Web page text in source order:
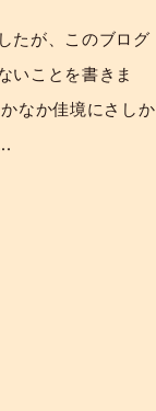
たが、このブログ
いことを書きま
なか佳境にさしか